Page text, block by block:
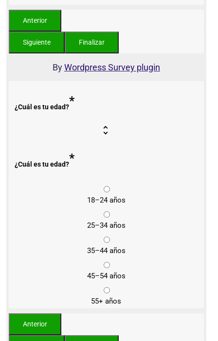
ByWordpress Survey plugin
¿Cuál es tu edad?*
¿Cuál es tu edad?*
18–24 años
25–34 años
35–44 años
45–54 años
55+ años